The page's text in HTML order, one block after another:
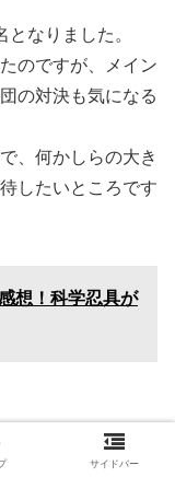
なりました。
のですが、メイン
の対決も気になる
、何かしらの大き
したいところです
想！科学忍具が
サイドバー